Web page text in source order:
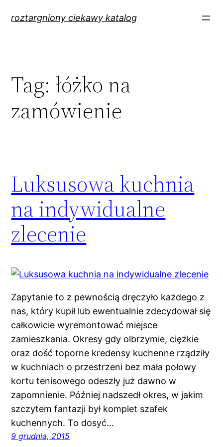
roztargniony ciekawy katalog
Tag: łóżko na
zamówienie
Luksusowa kuchnia
na indywidualne
zlecenie
Zapytanie to z pewnością dręczyło każdego z
nas, który kupił lub ewentualnie zdecydował się
całkowicie wyremontować miejsce
zamieszkania. Okresy gdy olbrzymie, ciężkie
oraz dość toporne kredensy kuchenne rządziły
w kuchniach o przestrzeni bez mała połowy
kortu tenisowego odeszły już dawno w
zapomnienie. Później nadszedł okres, w jakim
szczytem fantazji był komplet szafek
kuchennych. To dosyć…
9 grudnia, 2015